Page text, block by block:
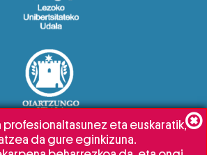
profesionaltasunez eta euskaratik,
da gure eginkizuna.